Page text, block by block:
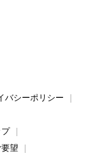
バシーポリシー
望